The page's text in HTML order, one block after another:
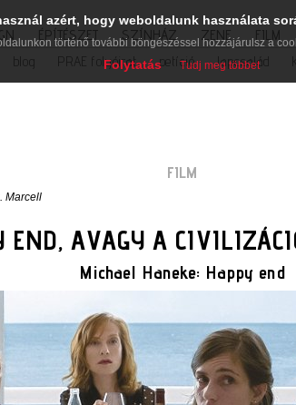
ÉPÍTÉSZET SZÍNHÁZ ZENE FILM
blog PRAE folyóirat petíció lapcsalád
FILM
Marcell
END, AVAGY A
Michael Haneke: Happy end
azért, hogy weboldalunk használata
történő további böngészéssel hozzájárulsz a
Folytatás Tudj meg többet